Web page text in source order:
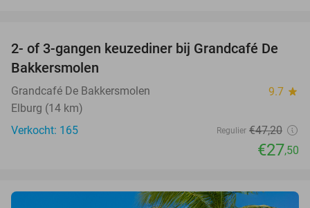
42%
2- of 3-gangen keuzediner bij Grandcafé De
Bakkersmolen
Grandcafé De Bakkersmolen 9.7 star
Elburg (14 km)
Verkocht: 165
Regulier €47,20
€27,50